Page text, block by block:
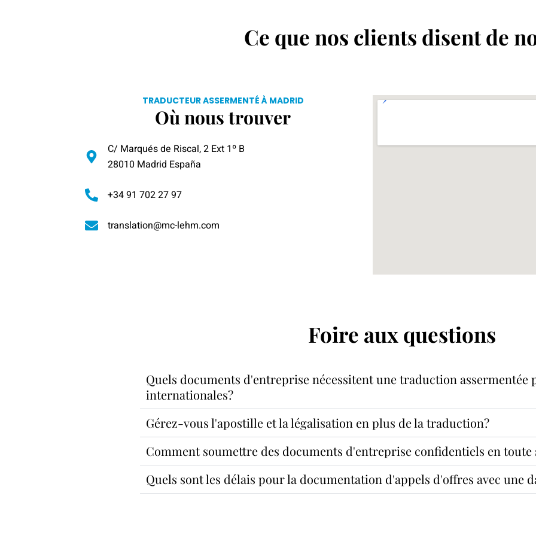
Ce que nos clients disent de
TRADUCTEUR ASSERMENTÉ À MADRID
Où nous trouver
C/ Marqués de Riscal, 2 Ext 1º B
28010 Madrid España
+34 91 702 27 97
translation@mc-lehm.com
Foire aux questions
Quels documents d'entreprise nécessitent une traduction assermentée
internationales?
Gérez-vous l'apostille et la légalisation en plus de la traduction?
Comment soumettre des documents d'entreprise confidentiels en toute
Quels sont les délais pour la documentation d'appels d'offres avec une